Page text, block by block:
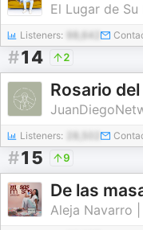
El Lugar de Su
Listeners: 98,642
#14 2
Rosario del
Listeners:
#15 9
De las
Aleja Navarro